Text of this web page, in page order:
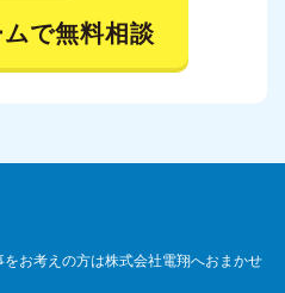
ムで無料相談
をお考えの方は株式会社電翔へおまかせ